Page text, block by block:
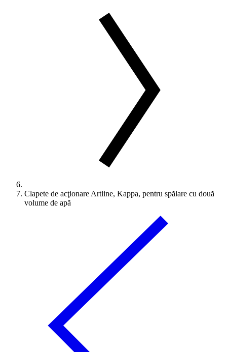
Clapete de acţionare Artline, Kappa, pentru spălare cu două
volume de apă